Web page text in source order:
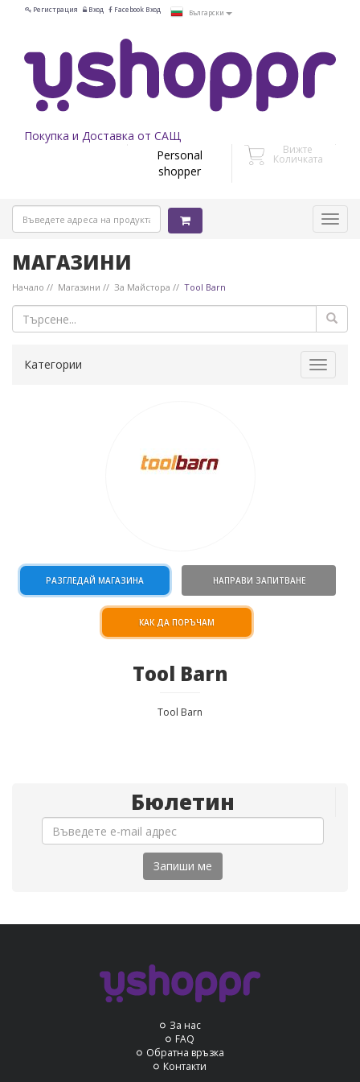
Регистрация Вход Facebook Вход Български
Покупка и Доставка от САЩ
Personal
shopper
Вижте
Количката
МАГАЗИНИ
Начало Магазини За Майстора Tool Barn
Toggle
Категории
РАЗГЛЕДАЙ МАГАЗИНА НАПРАВИ ЗАПИТВАНЕ
КАК ДА ПОРЪЧАМ
Tool Barn
Tool Barn
Бюлетин
Запиши ме
За нас
FAQ
Обратна връзка
Контакти